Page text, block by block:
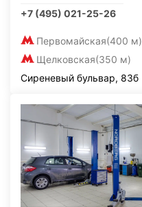
+7 (495) 021-25-26
Первомайская(400 м)
Щелковская(350 м)
Сиреневый бульвар, 83б